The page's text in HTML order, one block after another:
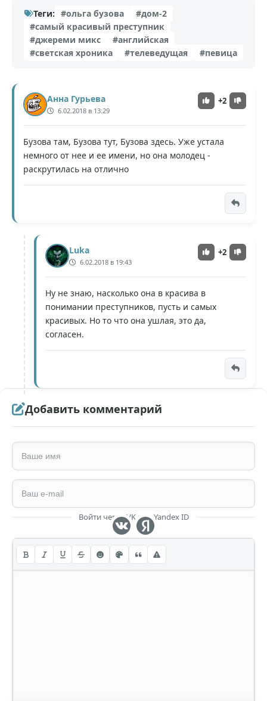
Теги: #ольга бузова
#дом-2
#самый красивый преступник
#джереми микс
#английская
#светская хроника
#телеведущая #певица
Анна Гурьева
6.02.2018 в 13:29
+2
Бузова там, Бузова тут, Бузова здесь. Уже устала
немного от нее и ее имени, но она молодец -
раскрутилась на отлично
Luka
6.02.2018 в 19:43
+2
Ну не знаю, насколько она в красива в
понимании преступников, пусть и самых
красивых. Но то что она ушлая, это да,
согласен.
Добавить комментарий
Войти через VK или Yandex ID